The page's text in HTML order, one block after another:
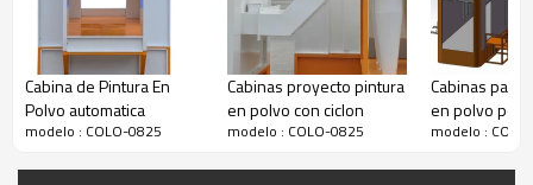
Cabina de Pintura En
Polvo automatica
modelo : COLO-0825
Cabinas proyecto pintura
en polvo con ciclon
modelo : COLO-0825
Cabinas para
en polvo por
modelo :